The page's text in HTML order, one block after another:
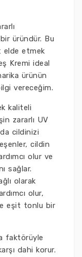
üründür. Bu
elde etmek
Kremi ideal
ürünün
vereceğim.
kaliteli
zararlı UV
cildinizi
cildin
olur ve
sağlar.
olarak
olur,
eşit tonlu bir
faktörüyle
dahi korur.